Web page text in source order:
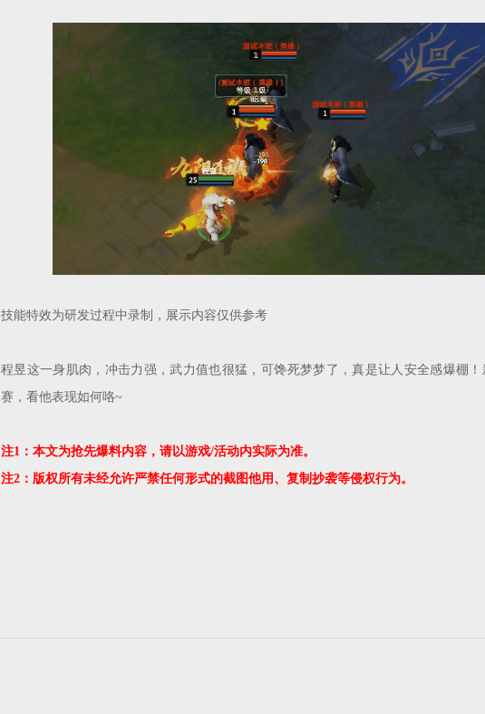
技能特效为研发过程中录制，展示内容仅供参考
程昱这一身肌肉，冲击力强，武力值也很猛，可馋死梦梦了，真是让人安全感爆棚
赛，看他表现如何咯~
注1：本文为抢先爆料内容，请以游戏/活动内实际为准。
注2：版权所有未经允许严禁任何形式的截图他用、复制抄袭等侵权行为。